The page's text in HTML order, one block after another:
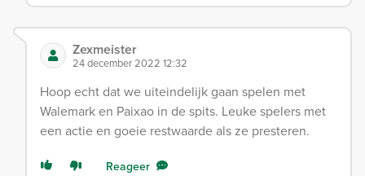
Zexmeister
24 december 2022 12:32
Hoop echt dat we uiteindelijk gaan spelen met
Walemark en Paixao in de spits. Leuke spelers met
een actie en goeie restwaarde als ze presteren.
Reageer